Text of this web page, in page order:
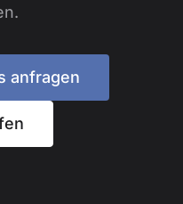
anfragen